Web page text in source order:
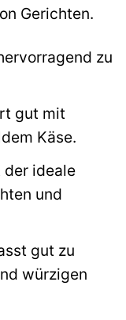
Gerichten.
zu
gut mit
Käse.
der ideale
und
gut zu
würzigen